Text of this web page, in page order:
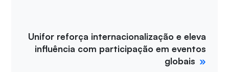
Unifor reforça internacionalização e eleva
influência com participação em eventos
globais